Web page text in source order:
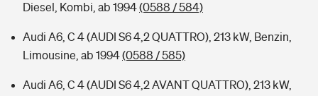
Diesel, Kombi, ab 1994(0588 / 584)
Audi A6, C 4 (AUDI S6 4,2 QUATTRO), 213 kW, Benzin,
Limousine, ab 1994(0588 / 585)
Audi A6, C 4 (AUDI S6 4,2 AVANT QUATTRO), 213 kW,